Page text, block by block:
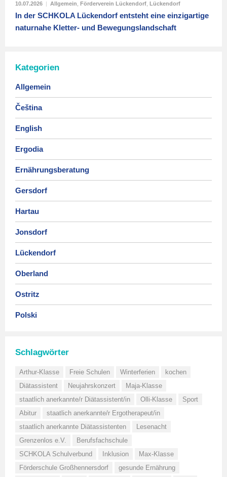
10.07.2026 | Allgemein Förderverein Lückendorf Lückendorf
In der SCHKOLA Lückendorf entsteht eine einzigartige
naturnahe Kletter- und Bewegungslandschaft
Kategorien
Allgemein
Čeština
English
Ergodia
Ernährungsberatung
Gersdorf
Hartau
Jonsdorf
Lückendorf
Oberland
Ostritz
Polski
Schlagwörter
Arthur-Klasse Freie Schulen Winterferien
kochen
Diätassistent
Neujahrskonzert
Maja-Klasse
staatlich anerkannte/r Diätassistent/in
Olli-Klasse
Sport
Abitur
staatlich anerkannte/r Ergotherapeut/in
staatlich anerkannte Diätassistenten
Lesenacht
Grenzenlos e.V.
Berufsfachschule
SCHKOLA Schulverbund
Inklusion
Max-Klasse
Förderschule Großhennersdorf
gesunde Ernährung